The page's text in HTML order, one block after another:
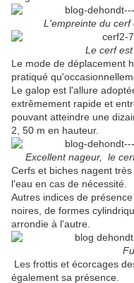
L'empreinte du cerf
Le cerf est
Le mode de déplacement
pratiqué
Le galop est l'allure
extrêmement rapide et
pouvant atteindre une
2, 50 m en hauteur.
Excellent nageur, le
Cerfs et biches nagent
l'eau en cas de nécessité.
Autres indices de
noires, de formes
arrondie à l'autre.
Les frottis et écorcages
également sa présence.